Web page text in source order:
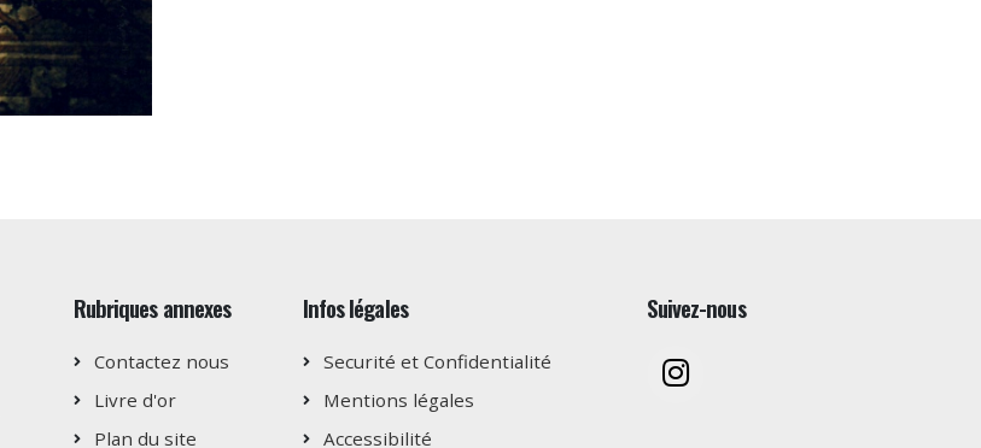
Rubriques annexes
Contactez nous
Livre d'or
Plan du site
Infos légales
Securité et Confidentialité
Mentions légales
Accessibilité
Suivez-nous